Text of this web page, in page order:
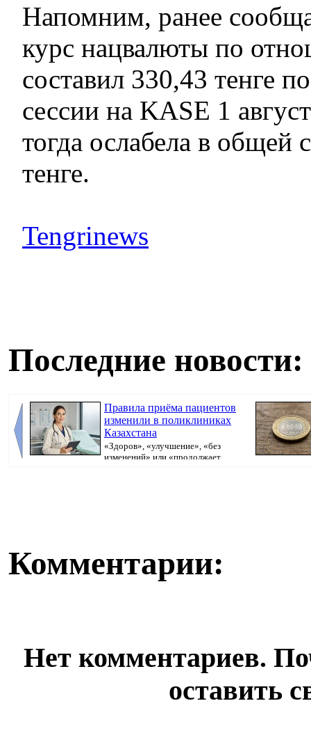
Напомним, ранее
курс нацвалюты по
составил 330,43 тенге
сессии на KASE 1
тогда ослабела в общей
тенге.
Tengrinews
Последние новости:
Правила приёма пациентов
изменили в поликлиниках
Казахстана
«Здоров», «улучшение», «без
изменений» или «продолжает
Комментарии:
Нет комментариев.
оставить